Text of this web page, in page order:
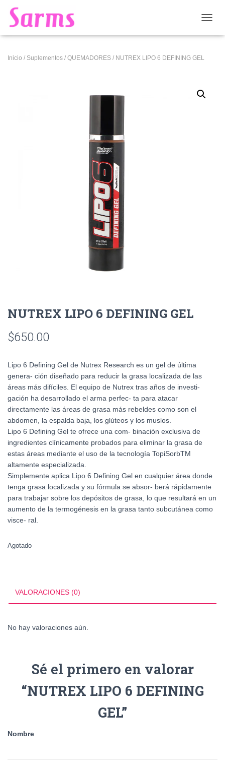
Inicio / Suplementos / QUEMADORES / NUTREX LIPO 6 DEFINING GEL
NUTREX LIPO 6 DEFINING GEL
$650.00
Lipo 6 Defining Gel de Nutrex Research es un gel de última
genera- ción diseñado para reducir la grasa localizada de las
áreas más difíciles. El equipo de Nutrex tras años de investi-
gación ha desarrollado el arma perfec- ta para atacar
directamente las áreas de grasa más rebeldes como son el
abdomen, la espalda baja, los glúteos y los muslos.
Lipo 6 Defining Gel te ofrece una com- binación exclusiva de
ingredientes clínicamente probados para eliminar la grasa de
estas áreas mediante el uso de la tecnología TopiSorbTM
altamente especializada.
Simplemente aplica Lipo 6 Defining Gel en cualquier área donde
tenga grasa localizada y su fórmula se absor- berá rápidamente
para trabajar sobre los depósitos de grasa, lo que resultará en un
aumento de la termogénesis en la grasa tanto subcutánea como
visce- ral.
Agotado
VALORACIONES (0)
No hay valoraciones aún.
Sé el primero en valorar
“NUTREX LIPO 6 DEFINING
GEL”
Nombre